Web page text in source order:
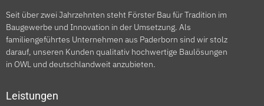
Seit über zwei Jahrzehnten steht Förster Bau für Tradition im
Baugewerbe und Innovation in der Umsetzung. Als
familiengeführtes Unternehmen aus Paderborn sind wir stolz
darauf, unseren Kunden qualitativ hochwertige Baulösungen
in OWL und deutschlandweit anzubieten.
Leistungen